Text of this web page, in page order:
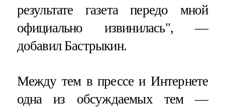
результате газета передо мной
официально извинилась", —
добавил Бастрыкин.
Между тем в прессе и Интернете
одна из обсуждаемых тем —